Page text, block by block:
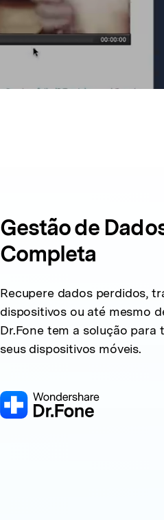
Gestão de
Completa
Recupere dados perdidos,
dispositivos ou até mesmo
Dr.Fone tem a solução
seus dispositivos móveis.